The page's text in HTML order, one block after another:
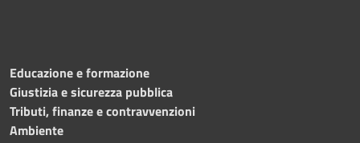
Educazione e formazione
Giustizia e sicurezza pubblica
Tributi, finanze e contravvenzioni
Ambiente